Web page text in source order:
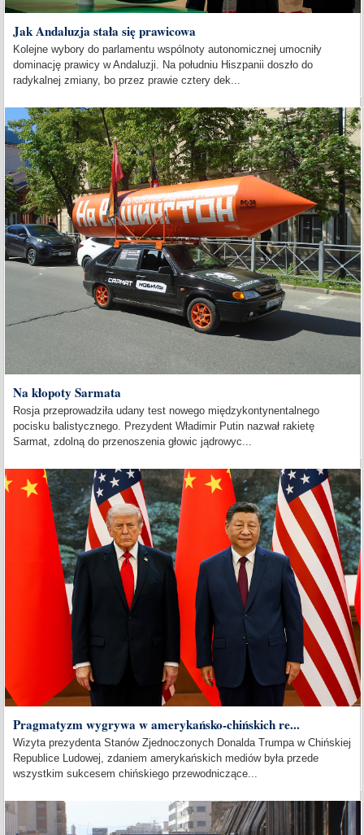
Jak Andaluzja stała się prawicowa
Kolejne wybory do parlamentu wspólnoty autonomicznej umocniły
dominację prawicy w Andaluzji. Na południu Hiszpanii doszło do
radykalnej zmiany, bo przez prawie cztery dek...
Na kłopoty Sarmata
Rosja przeprowadziła udany test nowego międzykontynentalnego
pocisku balistycznego. Prezydent Władimir Putin nazwał rakietę
Sarmat, zdolną do przenoszenia głowic jądrowyc...
Pragmatyzm wygrywa w amerykańsko-chińskich re...
Wizyta prezydenta Stanów Zjednoczonych Donalda Trumpa w Chińskiej
Republice Ludowej, zdaniem amerykańskich mediów była przede
wszystkim sukcesem chińskiego przewodniczące...